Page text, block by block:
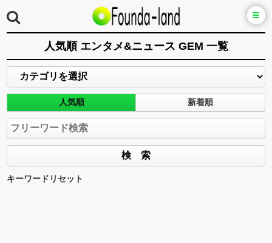
人気順 エンタメ&ニュース GEM 一覧
人気順 新着順
キーワードリセット